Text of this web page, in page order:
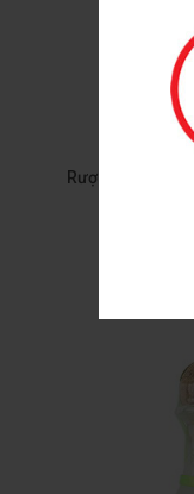
Rượu Sake vẩy